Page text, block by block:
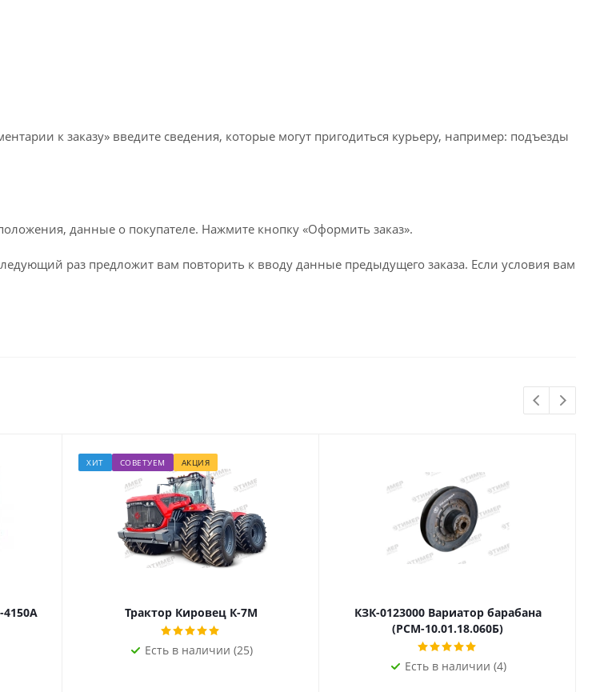
к заказу» введите сведения, которые могут пригодиться курьеру, например: подъезды
данные о покупателе. Нажмите кнопку «Оформить заказ».
раз предложит вам повторить к вводу данные предыдущего заказа. Если условия вам
ХИТ СОВЕТУЕМ АКЦИЯ
Трактор Кировец К-7М
Есть в наличии (25)
КЗК-0123000 Вариатор барабана
(РСМ-10.01.18.060Б)
Есть в наличии (4)